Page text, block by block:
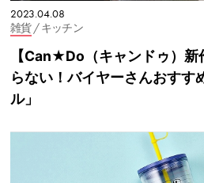
2023.04.08
雑貨/ キッチン
【Can★Do（キャンドゥ）
らない！バイヤーさんおすす
ル」